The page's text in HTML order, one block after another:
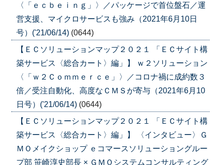
〈「ｅｃｂｅｉｎｇ」〉／パッケージで首位盤石／運
営支援、マイクロサービスも強み（2021年6月10日
号）('21/06/14) (0644)
【ＥＣソリューションマップ２０２１ 「ＥＣサイト構
築サービス〈総合カート〉編」】 ｗ２ソリューション
〈「ｗ２Ｃｏｍｍｅｒｃｅ」〉／コロナ禍に成約数３
倍／受注自動化、高度なＣＭＳが寄与（2021年6月10
日号）('21/06/14) (0644)
【ＥＣソリューションマップ２０２１ 「ＥＣサイト構
築サービス〈総合カート〉編」】 〈インタビュー〉Ｇ
ＭＯメイクショップ ｅコマースソリューショングルー
プ部 笹崎淳史部長 × ＧＭＯシステムコンサルティング